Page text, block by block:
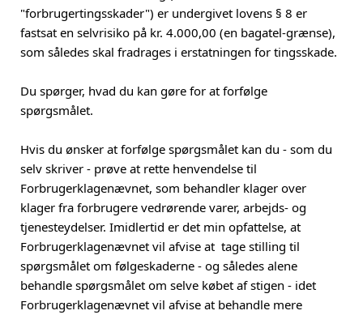
"forbrugertingsskader") er undergivet lovens § 8 er
fastsat en selvrisiko på kr. 4.000,00 (en bagatel-grænse),
som således skal fradrages i erstatningen for tingsskade.
Du spørger, hvad du kan gøre for at forfølge
spørgsmålet.
Hvis du ønsker at forfølge spørgsmålet kan du - som du
selv skriver - prøve at rette henvendelse til
Forbrugerklagenævnet, som behandler klager over
klager fra forbrugere vedrørende varer, arbejds- og
tjenesteydelser. Imidlertid er det min opfattelse, at
Forbrugerklagenævnet vil afvise at tage stilling til
spørgsmålet om følgeskaderne - og således alene
behandle spørgsmålet om selve købet af stigen - idet
Forbrugerklagenævnet vil afvise at behandle mere